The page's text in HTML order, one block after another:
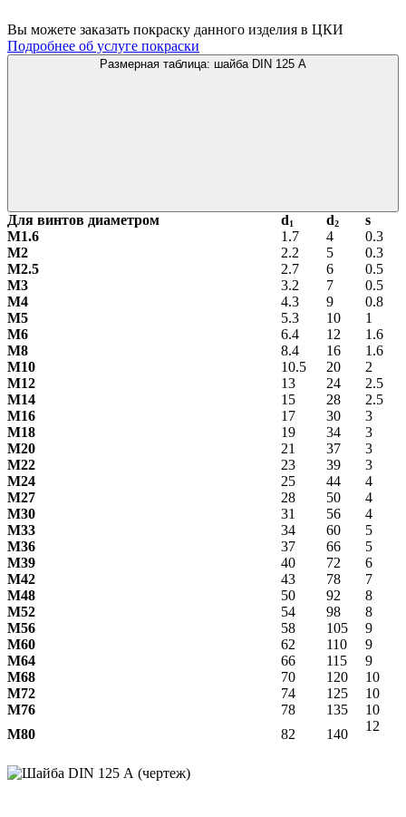
Вы можете заказать покраску данного изделия в ЦКИ
Подробнее об услуге покраски
Размерная таблица: шайба DIN 125 A
Для винтов диаметром d1 d2
s
М1.6
1.7 4
0.3
М2
2.2 5
0.3
М2.5
2.7 6
0.5
М3
3.2 7
0.5
М4
4.3 9
0.8
М5
5.3 10
1
М6
6.4 12
1.6
М8
8.4 16
1.6
М10
10.5 20
2
М12
13 24
2.5
М14
15 28
2.5
М16
17 30
3
М18
19 34
3
М20
21 37
3
М22
23 39
3
М24
25 44
4
М27
28 50
4
М30
31 56
4
М33
34 60
5
М36
37 66
5
М39
40 72
6
М42
43 78
7
М48
50 92
8
М52
54 98
8
М56
58 105
9
М60
62 110
9
М64
66 115
9
М68
70 120
10
М72
74 125
10
М76
78 135
10
М80
82 140
12